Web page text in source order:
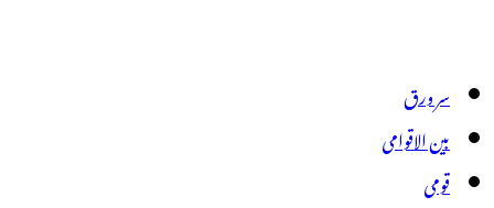
سر ورق
بین الاقوامی
قومی